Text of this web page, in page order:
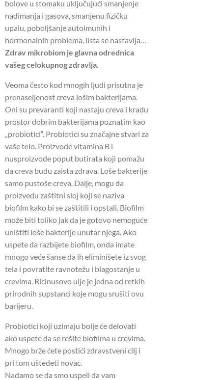
bolove u stomaku uključujući smanjenje
nadimanja i gasova, smanjenu fizičku
upalu, poboljšanje autoimunih i
hormonalnih problema, lista se nastavlja…
Zdrav mikrobiom je glavna odrednica
vašeg celokupnog zdravlja.
Veoma često kod mnogih ljudi prisutna je
prenaseljenost creva lošim bakterijama.
Oni su prevaranti koji nastaju creva i kradu
prostor dobrim bakterijama poznatim kao
„probiotici“. Probiotici su značajne stvari za
vaše telo. Proizvode vitamina B i
nusproizvode poput butirata koji pomažu
da creva budu zaista zdrava. Loše bakterije
samo pustoše creva. Dalje, mogu da
proizvedu zaštitni sloj koji se naziva
biofilm kako bi se zaštitili i opstali. Biofilm
može biti toliko jak da je gotovo nemoguće
uništiti loše bakterije unutar njega. Ako
uspete da razbijete biofilm, onda imate
mnogo veće šanse da ih eliminišete iz svog
tela i povratite ravnotežu i blagostanje u
crevima. Ricinusovo ulje je jedna od retkih
prirodnih supstanci koje mogu srušiti ovu
barijeru.
Probiotici koji uzimaju bolje će delovati
ako uspete da se rešite biofilma u crevima.
Mnogo brže ćete postići zdravstveni cilj i
pri tom uštedeti novac.
Nadamo se da smo uspeli da vam